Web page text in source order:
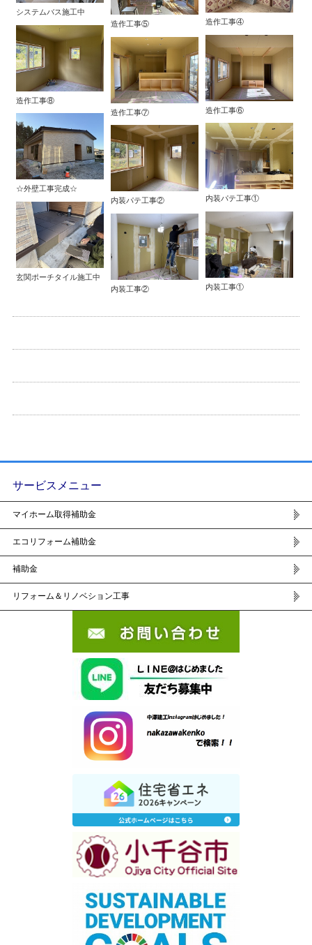
システムバス施工中
造作工事④
造作工事⑤
造作工事⑧
造作工事⑥
造作工事⑦
☆外壁工事完成☆
内装パテ工事①
内装パテ工事②
玄関ポーチタイル施工中
内装工事①
内装工事②
サービスメニュー
マイホーム取得補助金
エコリフォーム補助金
補助金
リフォーム＆リノベション工事